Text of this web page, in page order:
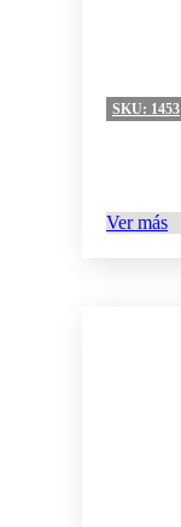
SKU: 1453
Ver más